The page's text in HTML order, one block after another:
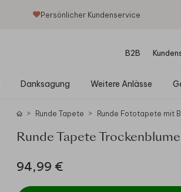
Persönlicher Kundenservice
B2B
Danksagung Weitere Anlässe
Runde Tapete Runde Fototapete mit
Runde Tapete
94,99 €